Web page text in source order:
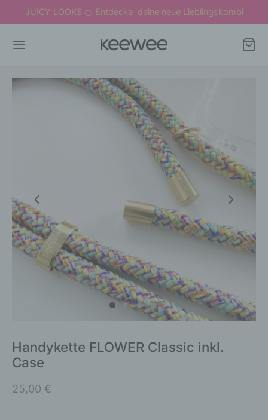
JUICY LOOKS 🍊 Entdecke deine neue Lieblingskombi
Handykette FLOWER Classic inkl.
Case
25,00 €